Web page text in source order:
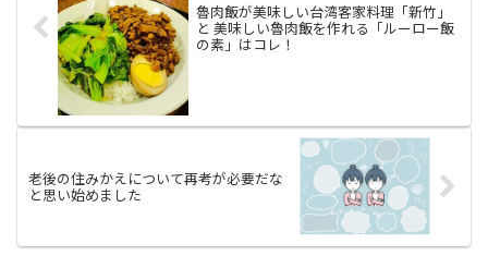
魯肉飯が美味しい台湾客家料理「新竹」
と 美味しい魯肉飯を作れる「ルーロー飯
の素」はコレ！
老後の住みかえについて再考が必要だな
と思い始めました